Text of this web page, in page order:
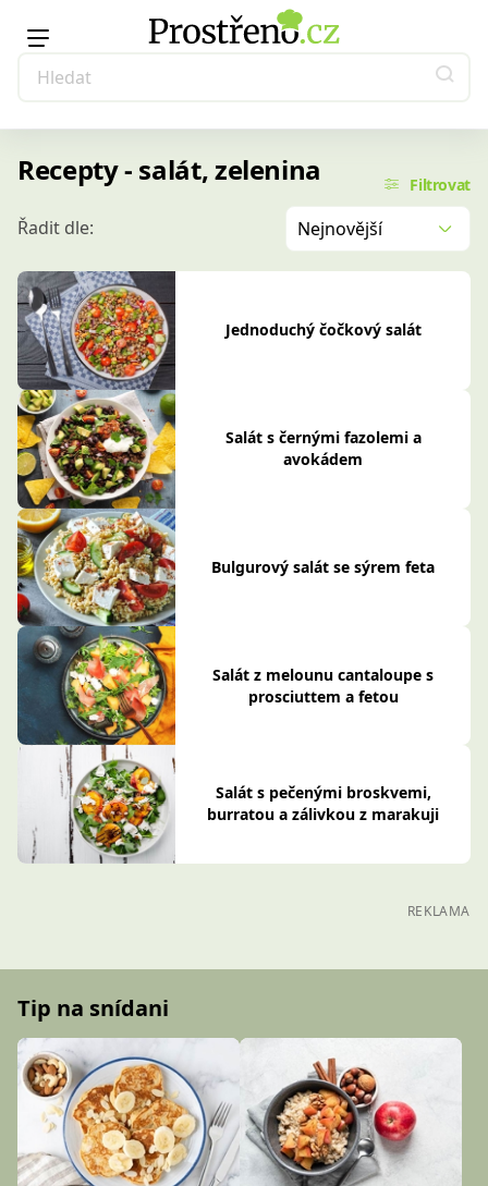
Recepty - salát, zelenina Filtrovat
Řadit dle: Nejnovější
Jednoduchý čočkový salát
Salát s černými fazolemi a
avokádem
Bulgurový salát se sýrem feta
Salát z melounu cantaloupe s
prosciuttem a fetou
Salát s pečenými broskvemi,
burratou a zálivkou z marakuji
REKLAMA
Tip na snídani